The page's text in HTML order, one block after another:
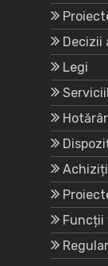
Decizii
Legi
Funcții